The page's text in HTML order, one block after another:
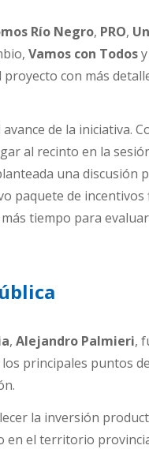
Río Negro, PRO,
Vamos con Todosy
con más
de la iniciativa.
al recinto en la
una discusión
paquete de incentivos
tiempo para
,Alejandro Palmieri,
principales puntos
la inversión
en el territorio